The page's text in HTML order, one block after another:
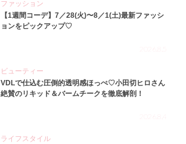
ファッション
【1週間コーデ】7／28(火)〜8／1(土)最新ファッシ
ョンをピックアップ♡
ビューティー
VDLで仕込む圧倒的透明感ほっぺ♡小田切ヒロさん
絶賛のリキッド＆バームチークを徹底解剖！
ライフスタイル